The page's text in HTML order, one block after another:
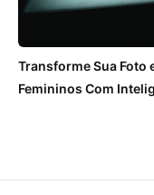
Transforme Sua Foto
Femininos Com